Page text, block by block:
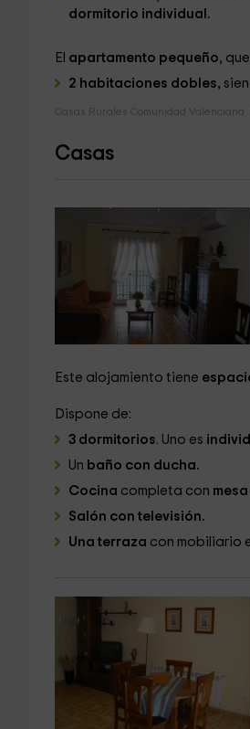
dormitorio individual.
El apartamento pequeño,
2 habitaciones dobles,
Casas Rurales Comunidad Valenciana
Casas
Este alojamiento tiene
Dispone de:
3 dormitorios. Uno es
Un baño con ducha.
Cocina completa con
Salón con televisión.
Una terraza con mobiliario